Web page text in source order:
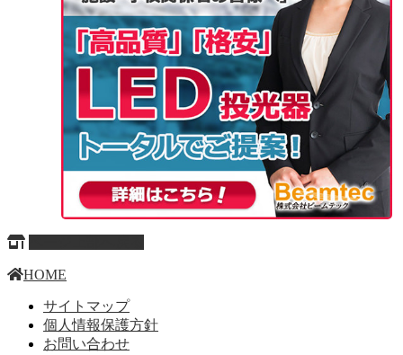
HOME
サイトマップ
個人情報保護方針
お問い合わせ